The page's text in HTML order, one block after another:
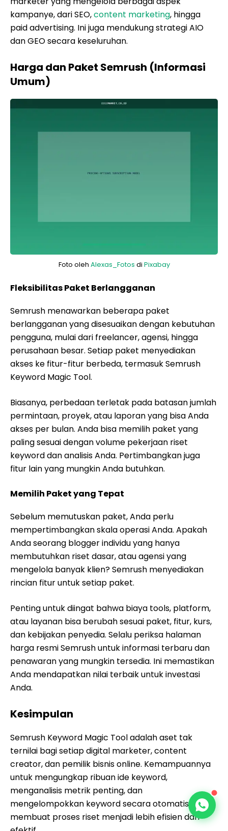
kampanye, dari SEO,content marketing, hingga
paid advertising. Ini juga mendukung strategi AIO
dan GEO secara keseluruhan.
Harga dan Paket Semrush (Informasi
Umum)
Foto oleh Alexas_Fotos di Pixabay
Fleksibilitas Paket Berlangganan
Semrush menawarkan beberapa paket
berlangganan yang disesuaikan dengan kebutuhan
pengguna, mulai dari freelancer, agensi, hingga
perusahaan besar. Setiap paket menyediakan
akses ke fitur-fitur berbeda, termasuk Semrush
Keyword Magic Tool.
Biasanya, perbedaan terletak pada batasan jumlah
permintaan, proyek, atau laporan yang bisa Anda
akses per bulan. Anda bisa memilih paket yang
paling sesuai dengan volume pekerjaan riset
keyword dan analisis Anda. Pertimbangkan juga
fitur lain yang mungkin Anda butuhkan.
Memilih Paket yang Tepat
Sebelum memutuskan paket, Anda perlu
mempertimbangkan skala operasi Anda. Apakah
Anda seorang blogger individu yang hanya
membutuhkan riset dasar, atau agensi yang
mengelola banyak klien? Semrush menyediakan
rincian fitur untuk setiap paket.
Penting untuk diingat bahwa biaya tools, platform,
atau layanan bisa berubah sesuai paket, fitur, kurs,
dan kebijakan penyedia. Selalu periksa halaman
harga resmi Semrush untuk informasi terbaru dan
penawaran yang mungkin tersedia. Ini memastikan
Anda mendapatkan nilai terbaik untuk investasi
Anda.
Kesimpulan
Semrush Keyword Magic Tool adalah aset tak
ternilai bagi setiap digital marketer, content
creator, dan pemilik bisnis online. Kemampuannya
untuk mengungkap ribuan ide keyword,
menganalisis metrik penting, dan
mengelompokkan keyword secara otomatis,
membuat proses riset menjadi lebih efisien dan